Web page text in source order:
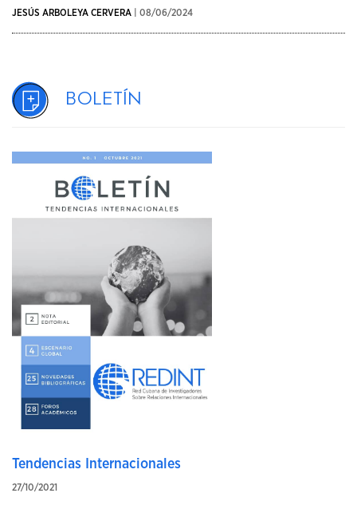
JESÚS ARBOLEYA CERVERA | 08/06/2024
Boletín
Tendencias Internacionales
27/10/2021